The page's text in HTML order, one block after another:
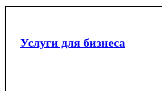
Услуги для бизнеса